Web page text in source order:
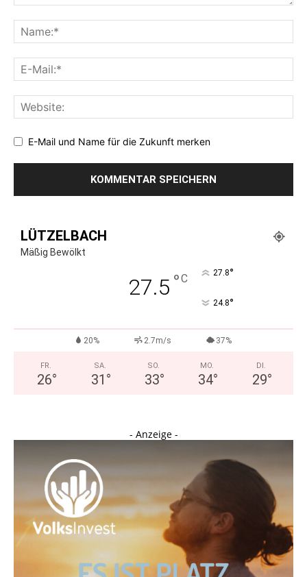
E-Mail und Name für die Zukunft merken
LÜTZELBACH
Mäßig Bewölkt
27.5 °C 27.8°
24.8°
20% 2.7m/s 37%
FR.
26°
SA.
31 °
SO.
33°
MO.
34°
DI.
29°
- Anzeige -